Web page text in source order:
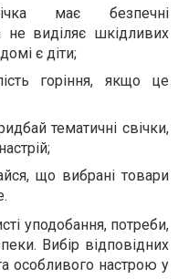
має безпечні
не виділяє шкідливих
є діти;
горіння, якщо це
тематичні свічки,
що вибрані товари
уподобання, потреби,
Вибір відповідних
особливого настрою у